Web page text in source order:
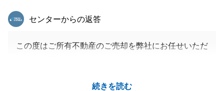
続きを読む
東急リバブル
センターからの返答
この度はご所有不動産のご売却を弊社にお任せいただ
済手続きについて迅速にご対応いただけたことで無事